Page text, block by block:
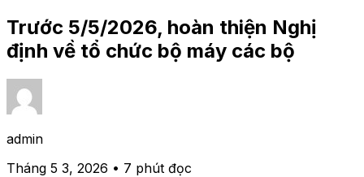
Trước 5/5/2026, hoàn thiện Nghị
định về tổ chức bộ máy các bộ
admin
Tháng 5 3, 2026 • 7 phút đọc